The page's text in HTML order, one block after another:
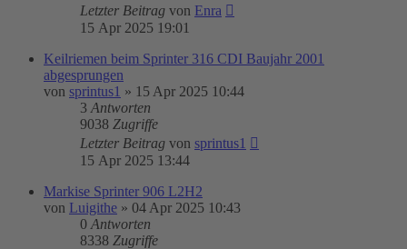
Letzter Beitrag von Enra
15 Apr 2025 19:01
Keilriemen beim Sprinter 316 CDI Baujahr 2001
abgesprungen
von sprintus1 » 15 Apr 2025 10:44
3 Antworten
9038 Zugriffe
Letzter Beitrag von sprintus1
15 Apr 2025 13:44
Markise Sprinter 906 L2H2
von Luigithe » 04 Apr 2025 10:43
0 Antworten
8338 Zugriffe